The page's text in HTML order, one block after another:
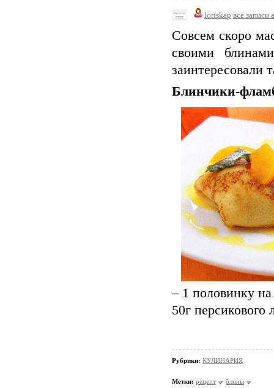
loriskap все записи
Совсем скоро
своими
заинтересовали
Блинчики-
– 1 половинку
50г персикового
Рубрики: КУЛИНАРИЯ
Метки: рецепт блины